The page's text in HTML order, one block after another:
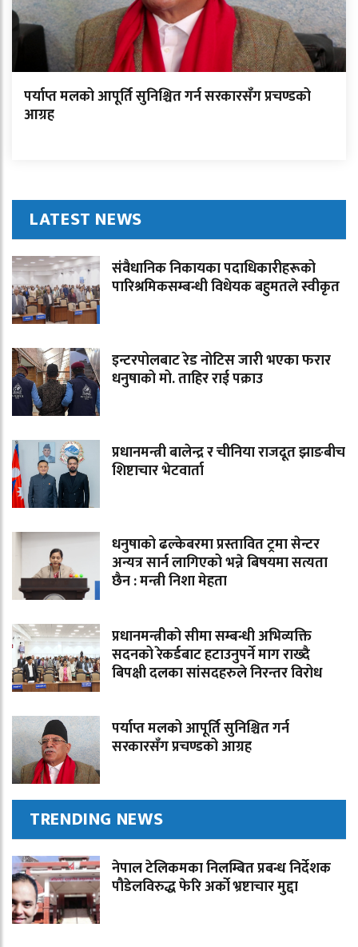
पर्याप्त मलको आपूर्ति सुनिश्चित गर्न सरकारसँग प्रचण्डको
आग्रह
LATEST NEWS
संवैधानिक निकायका पदाधिकारीहरूको
पारिश्रमिकसम्बन्धी विधेयक बहुमतले स्वीकृत
इन्टरपोलबाट रेड नोटिस जारी भएका फरार
धनुषाको मो. ताहिर राई पक्राउ
प्रधानमन्त्री बालेन्द्र र चीनिया राजदूत झाङबीच
शिष्टाचार भेटवार्ता
धनुषाको ढल्केबरमा प्रस्तावित ट्रमा सेन्टर
अन्यत्र सार्न लागिएको भन्ने बिषयमा सत्यता
छैन : मन्त्री निशा मेहता
प्रधानमन्त्रीको सीमा सम्बन्धी अभिव्यक्ति
सदनको रेकर्डबाट हटाउनुपर्ने माग राख्दै
बिपक्षी दलका सांसदहरुले निरन्तर विरोध
पर्याप्त मलको आपूर्ति सुनिश्चित गर्न
सरकारसँग प्रचण्डको आग्रह
TRENDING NEWS
नेपाल टेलिकमका निलम्बित प्रबन्ध निर्देशक
पौडेलविरुद्ध फेरि अर्को भ्रष्टाचार मुद्दा